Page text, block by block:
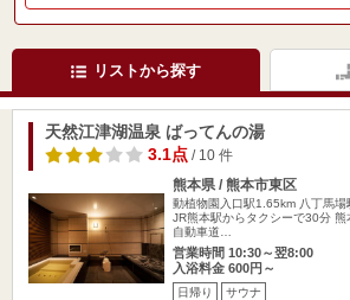
リストから探す
天然江津湖温泉 ばってんの湯
3.1点/ 10 件
熊本県 / 熊本市東区
動植物園入口駅1.65km 八丁馬
JR熊本駅からタクシーで30分 熊
自動車道…
営業時間 10:30～翌8:00
入浴料金 600円～
日帰り サウナ